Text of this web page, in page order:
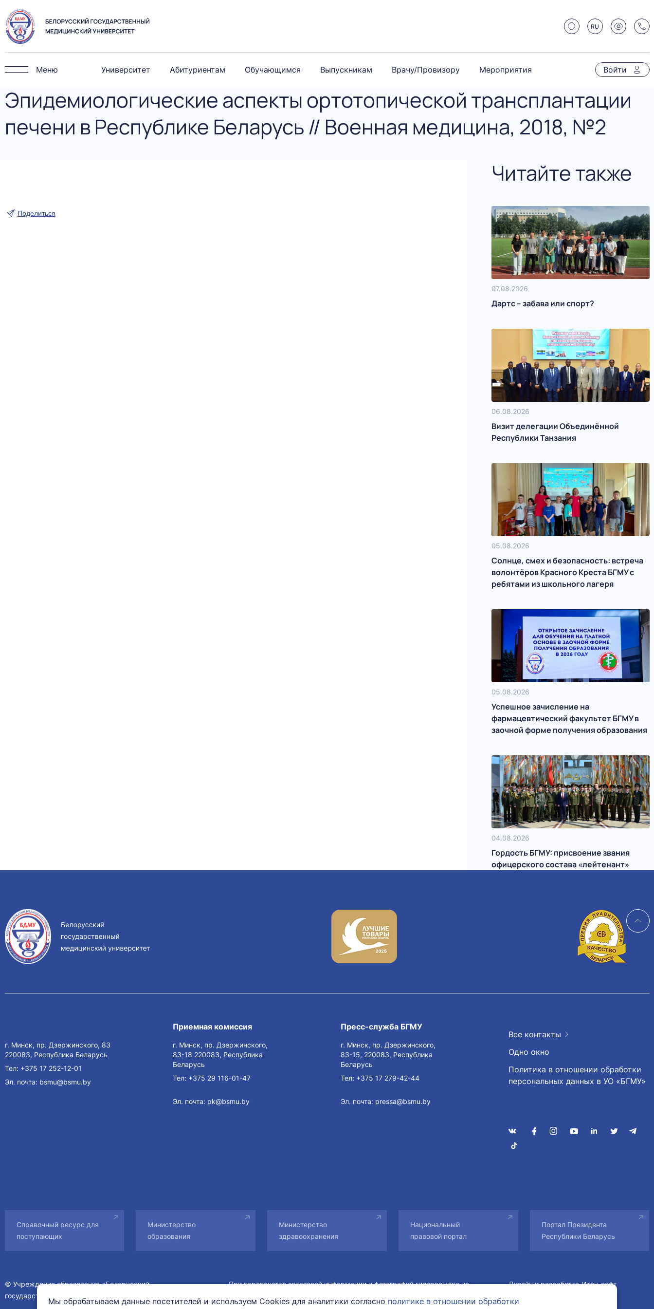
RU
Меню Университет Абитуриентам Обучающимся Выпускникам Врачу/Провизору Мероприятия Войти
Эпидемиологические аспекты ортотопической трансплантации
печени в Республике Беларусь // Военная медицина, 2018, №2
Поделиться
Читайте также
07.08.2026
Дартс – забава или спорт?
06.08.2026
Визит делегации Объединённой
Республики Танзания
05.08.2026
Солнце, смех и безопасность: встреча
волонтёров Красного Креста БГМУ с
ребятами из школьного лагеря
05.08.2026
Успешное зачисление на
фармацевтический факультет БГМУ в
заочной форме получения образования
04.08.2026
Гордость БГМУ: присвоение звания
офицерского состава «лейтенант»
г. Минск, пр. Дзержинского, 83
220083, Республика Беларусь
Тел: +375 17 252-12-01
Эл. почта: bsmu@bsmu.by
Приемная комиссия
г. Минск, пр. Дзержинского,
83-18 220083, Республика
Беларусь
Тел: +375 29 116-01-47
Эл. почта: pk@bsmu.by
Пресс-служба БГМУ
г. Минск, пр. Дзержинского,
83-15, 220083, Республика
Беларусь
Тел: +375 17 279-42-44
Эл. почта: pressa@bsmu.by
Все контакты
Одно окно
Политика в отношении обработки
персональных данных в УО «БГМУ»
Справочный ресурс для
поступающих
Министерство
образования
Министерство
здравоохранения
Национальный
правовой портал
Портал Президента
Республики Беларусь
© Учреждение образования «Белорусский
государственный медицинский университет».
При перепечатке текстовой информации и фотографий гиперссылка на
Дизайн и разработка Итач-софт
Мы обрабатываем данные посетителей и используем Cookies для аналитики согласно политике в отношении обработки